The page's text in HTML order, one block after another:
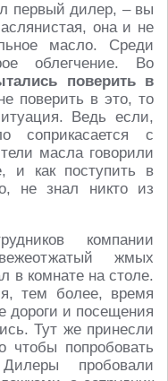
первый дилер, – вы
она и не
масло. Среди
облегчение. Во
поверить в
поверить в это, то
Ведь если,
с
масла говорили
и как поступить в
не знал никто из
компании
жмых
в комнате на столе.
тем более, время
дороги и посещения
Тут же принесли
чтобы попробовать
пробовали